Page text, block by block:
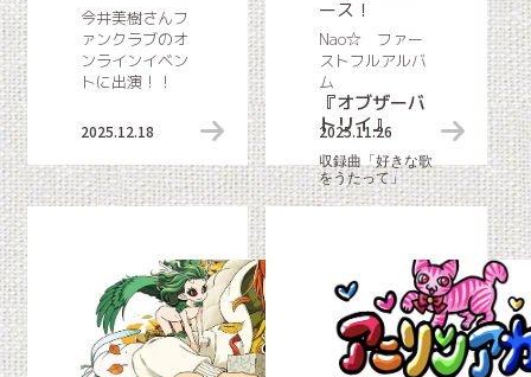
2025.12.18 イベント出演情報
今井美樹さんフ
ァンクラブのオ
ンラインイベン
トに出演！！
2025.11.26
ース！
Nao☆ ファー
ストフルアルバ
ム
『オブザーバ
トリイ』
収録曲「好きな歌
をうたって」